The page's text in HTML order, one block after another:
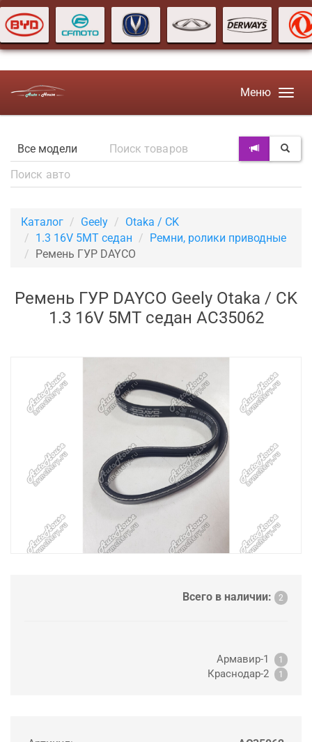
Меню
Каталог Geely
Otaka / CK
1.3 16V 5MT седан
Ремни, ролики приводные
Ремень ГУР DAYCO
Ремень ГУР DAYCO Geely Otaka / CK
1.3 16V 5MT седан AC35062
Всего в наличии: 2
Армавир-1 1
Краснодар-2 1